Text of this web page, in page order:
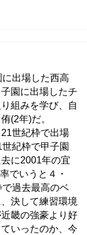
出場した西高
園に出場したチ
組みを学び、自
(2年)だ。
世紀枠で出場
紀枠で甲子園
に2001年の宜
でいうと４・
過去最高のベ
決して練習環境
畿の強豪より好
いったのか、今